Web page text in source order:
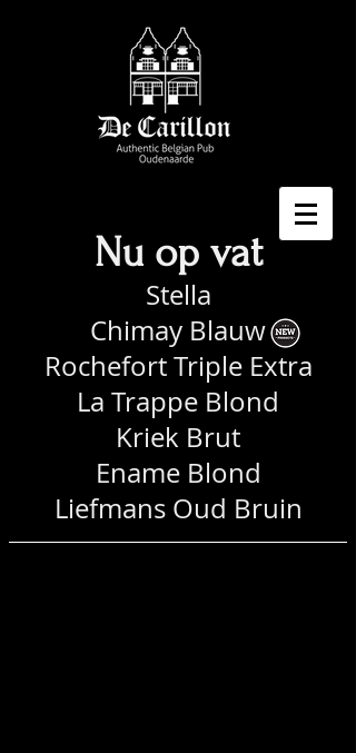
Nu op vat
Stella
Chimay Blauw
Rochefort Triple Extra
La Trappe Blond
Kriek Brut
Ename Blond
Liefmans Oud Bruin